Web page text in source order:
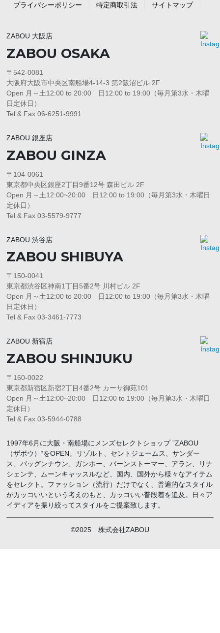
プライバシーポリシー 特定商取引法 サイトマップ
ZABOU 大阪店
ZABOU OSAKA
〒542-0081
大阪府大阪市中央区南船場4-14-3 第2飯沼ビル 2F
Open 月～土12:00 to 20:00 日12:00 to 19:00（毎月第3水・木曜
日定休日）
Tel & Fax 06-6251-9991
ZABOU 銀座店
ZABOU GINZA
〒104-0061
東京都中央区銀座2丁目9番12号 森田ビル 2F
Open 月～土12:00~20:00 日12:00 to 19:00（毎月第3水・木曜日
定休日）
Tel & Fax 03-5579-9777
ZABOU 渋谷店
ZABOU SHIBUYA
〒150-0041
東京都渋谷区神南1丁目5番2号 川村ビル 2F
Open 月～土12:00 to 20:00 日12:00 to 19:00（毎月第3水・木曜
日定休日）
Tel & Fax 03-3461-7773
ZABOU 新宿店
ZABOU SHINJUKU
〒160-0022
東京都新宿区新宿2丁目4番2号 カーサ御苑101
Open 月～土12:00~20:00 日12:00 to 19:00（毎月第3水・木曜日
定休日）
Tel & Fax 03-5944-0788
1997年6月に大阪・南船場にメンズセレクトショップ ”ZABOU
（ザボウ）“をOPEN。リゾルト、セントジェームス、サンダー
ス、バッグンナウン、ガンホー、バーンストーマー、アラン、リナ
シェンテ、ムーンキャッスルなど、国内、国外から様々なアイテム
をセレクト。ファッション（流行）だけでなく、普遍的なスタイル
がカッコいいという考えのもと、カッコいい普段着を追及。日々ア
イディアを振り絞ってスタイルをご提案致します。
©2025 株式会社ZABOU